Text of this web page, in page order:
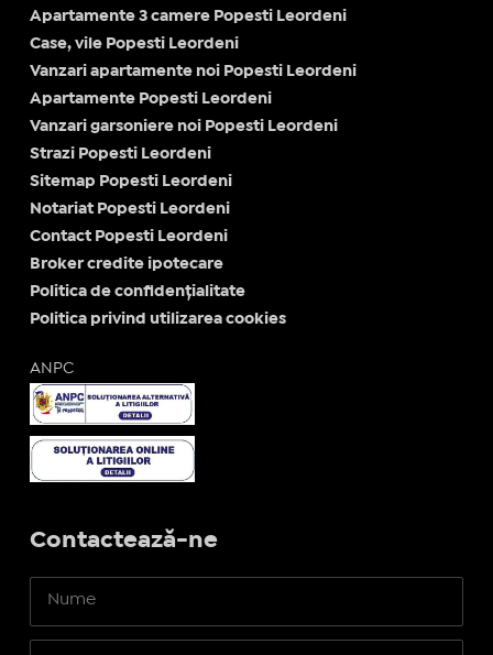
Apartamente 3 camere Popesti Leordeni
Case, vile Popesti Leordeni
Vanzari apartamente noi Popesti Leordeni
Apartamente Popesti Leordeni
Vanzari garsoniere noi Popesti Leordeni
Strazi Popesti Leordeni
Sitemap Popesti Leordeni
Notariat Popesti Leordeni
Contact Popesti Leordeni
Broker credite ipotecare
Politica de confidențialitate
Politica privind utilizarea cookies
ANPC
Contactează-ne